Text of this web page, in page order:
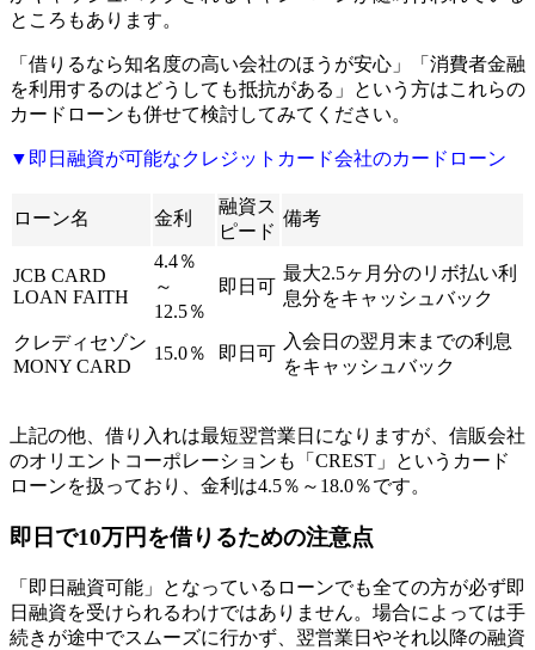
ところもあります。
「借りるなら知名度の高い会社のほうが安心」「消費者金融
を利用するのはどうしても抵抗がある」という方はこれらの
カードローンも併せて検討してみてください。
▼即日融資が可能なクレジットカード会社のカードローン
ローン名 金利
融資ス
ピード
備考
JCB CARD
LOAN FAITH
4.4％
～
12.5％
即日可
最大2.5ヶ月分のリボ払い利
息分をキャッシュバック
クレディセゾン
MONY CARD
15.0％ 即日可
入会日の翌月末までの利息
をキャッシュバック
上記の他、借り入れは最短翌営業日になりますが、信販会社
のオリエントコーポレーションも「CREST」というカード
ローンを扱っており、金利は4.5％～18.0％です。
即日で10万円を借りるための注意点
「即日融資可能」となっているローンでも全ての方が必ず即
日融資を受けられるわけではありません。場合によっては手
続きが途中でスムーズに行かず、翌営業日やそれ以降の融資